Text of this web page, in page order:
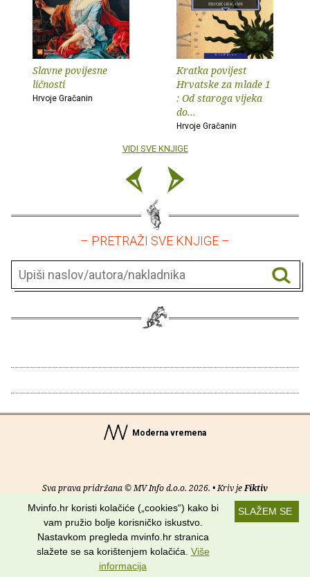
Slavne povijesne
ličnosti
Hrvoje Gračanin
Kratka povijest
Hrvatske za mlade 1
: Od staroga vijeka
do...
Hrvoje Gračanin
VIDI SVE KNJIGE
– PRETRAŽI SVE KNJIGE –
Moderna vremena
Sva prava pridržana © MV Info d.o.o. 2026. • Kriv jeFiktiv
O nama• Pomoć• Uvjeti korištenja•RSS kanali
Potraži nas na:
SLAŽEM SE
Mvinfo.hr koristi kolačiće („cookies“) kako bi
vam pružio bolje korisničko iskustvo.
Nastavkom pregleda mvinfo.hr stranica
slažete se sa korištenjem kolačića. Više
informacija